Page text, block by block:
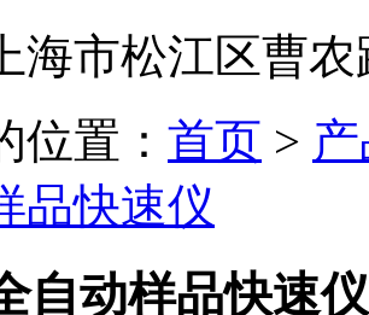
海市松江区曹农
位置： 首页 >
品快速仪
自动样品快速仪